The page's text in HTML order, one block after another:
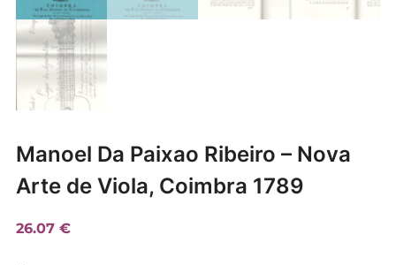
Manoel Da Paixao Ribeiro – Nova
Arte de Viola, Coimbra 1789
26.07 €